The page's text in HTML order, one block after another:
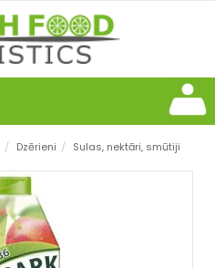
/ Dzērieni / Sulas, nektāri, smūtiji